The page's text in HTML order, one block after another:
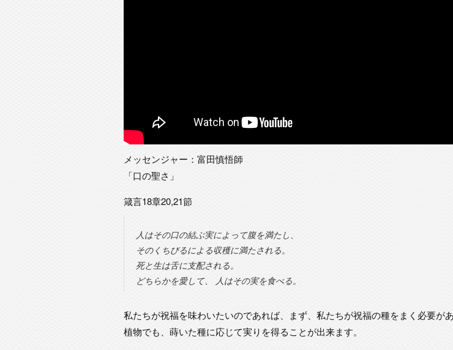
メッセンジャー：富田慎悟師
「口の聖さ」
箴言18章20,21節
人はその口の結ぶ実によって腹を満たし、
そのくちびるによる収穫に満たされる。
死と生は舌に支配される。
どちらかを愛して、 人はその実を食べる。
私たちが祝福を味わいたいのであれば、まず、私たちが祝福の種をまく必要があ
植物でも、蒔いた種に応じて実りを得ることが出来ます。